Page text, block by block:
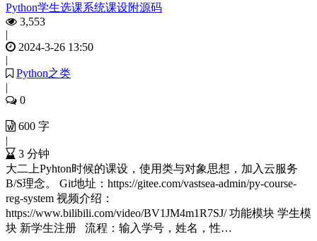
Python学生选课系统课设附源码
3,553
|
2024-3-26 13:50
|
Python之类
|
0
600 字
|
3 分钟
大二上Pyhton时候的课设，使用类与对象思想，加入云服务
B/S理念。 Git地址：https://gitee.com/vastsea-admin/py-course-
reg-system 视频介绍：
https://www.bilibili.com/video/BV1JM4m1R7SJ/ 功能模块 学生模
块 新学生注册 流程：输入学号，姓名，性…